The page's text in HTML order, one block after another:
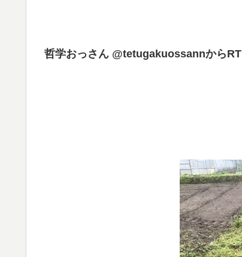
哲学おっさん‏ @tetugakuossannからRT